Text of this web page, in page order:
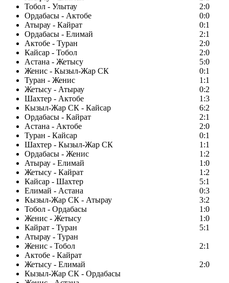
Тобол - Улытау
2:0
Ордабасы - Актобе
0:0
Атырау - Кайрат
0:1
Ордабасы - Елимай
2:1
Актобе - Туран
2:0
Кайсар - Тобол
2:0
Астана - Жетысу
5:0
Женис - Кызыл-Жар СК
0:1
Туран - Женис
1:1
Жетысу - Атырау
0:2
Шахтер - Актобе
1:3
Кызыл-Жар СК - Кайсар
6:2
Ордабасы - Кайрат
2:1
Астана - Актобе
2:0
Туран - Кайсар
0:1
Шахтер - Кызыл-Жар СК
1:1
Ордабасы - Женис
1:2
Атырау - Елимай
1:0
Жетысу - Кайрат
1:2
Кайсар - Шахтер
5:1
Елимай - Астана
0:3
Кызыл-Жар СК - Атырау
3:2
Тобол - Ордабасы
1:0
Женис - Жетысу
1:0
Кайрат - Туран
5:1
Атырау - Туран
Женис - Тобол
2:1
Актобе - Кайрат
Жетысу - Елимай
2:0
Кызыл-Жар СК - Ордабасы